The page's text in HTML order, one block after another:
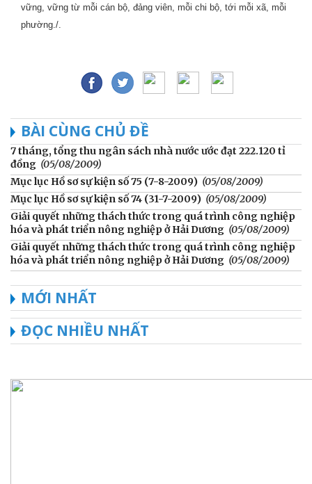
vững, vững từ mỗi cán bộ, đảng viên, mỗi chi bộ, tới mỗi xã, mỗi
phường./.
BÀI CÙNG CHỦ ĐỀ
7 tháng, tổng thu ngân sách nhà nước ước đạt 222.120 tỉ
đồng (05/08/2009)
Mục lục Hồ sơ sự kiện số 75 (7-8-2009) (05/08/2009)
Mục lục Hồ sơ sự kiện số 74 (31-7-2009) (05/08/2009)
Giải quyết những thách thức trong quá trình công nghiệp
hóa và phát triển nông nghiệp ở Hải Dương (05/08/2009)
Giải quyết những thách thức trong quá trình công nghiệp
hóa và phát triển nông nghiệp ở Hải Dương (05/08/2009)
MỚI NHẤT
ĐỌC NHIỀU NHẤT